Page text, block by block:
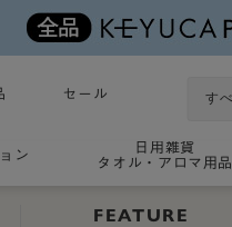
セール
ン
日用雑貨
タオル・アロマ用品
FEATURE